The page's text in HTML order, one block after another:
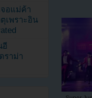
จอแม่ค้า
เพราะอิน
อี
ราม่า